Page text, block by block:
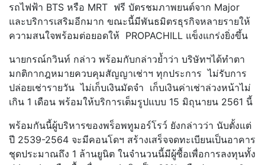
รถไฟฟ้า BTS หรือ MRT ฟรี บัตรชมภาพยนต์จาก Major
และบริการเสริมอีกมาก ขณะนี้มีพันธมิตรธุรกิจหลายรายให้
ความสนใจพร้อมต่อยอดให้ PROPACHILL แข็งแกร่งยิ่งขึ้น
นายกรณ์กวินท์ กล่าว พร้อมกับกล่าวย้ำว่า บริษัทฯได้ทำตา
มกติกากฎหมายควบคุมสัญญาเช่าฯ ทุกประการ ไม่รับการ
ปล่อยเช่ารายวัน ไม่เก็บเงินมัดจำ เก็บเงินค่าเช่าล่วงหน้าไม่
เกิน 1 เดือน พร้อมให้บริการเต็มรูปแบบ 15 มิถุนายน 2561 นี้
พร้อมกันนี้ผู้บริหารของพร็อพทูมอร์โรว์ ยังกล่าวว่า นับตั้งแต่
ปี 2539-2564 จะมีคอนโดฯ สร้างเสร็จจดทะเบียนเป็นอาคาร
ชุดประมาณถึง 1 ล้านยูนิต ในจำนวนนี้มีผู้ซื้อเพื่อการลงทุนทั้ง